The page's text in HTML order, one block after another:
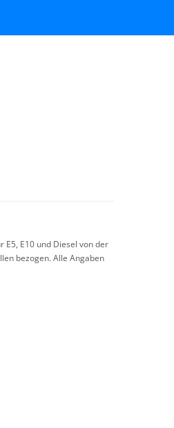
E10 und Diesel von der
bezogen. Alle Angaben